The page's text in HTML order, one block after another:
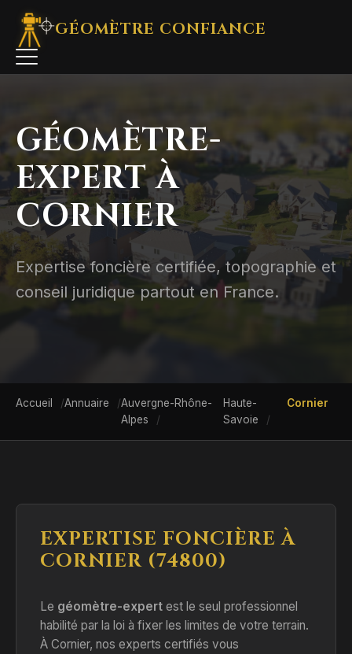
GÉOMÈTRE CONFIANCE
GÉOMÈTRE-
EXPERT À
CORNIER
Expertise foncière certifiée, topographie et
conseil juridique partout en France.
Accueil Annuaire
Auvergne-Rhône-
Alpes
Haute-
Savoie
Cornier
EXPERTISE FONCIÈRE À
CORNIER (74800)
Le géomètre-expert est le seul professionnel
habilité par la loi à fixer les limites de votre terrain.
À Cornier, nos experts certifiés vous